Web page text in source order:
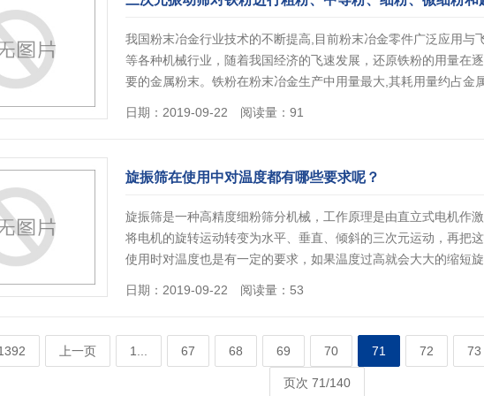
我国粉末冶金行业技术的不断提高,目前粉末冶金零件广泛应用与
等各种机械行业，随着我国经济的飞速发展，还原铁粉的用量在
要的金属粉末。铁粉在粉末冶金生产中用量最大,其耗用量约占金
日期：2019-09-22 阅读量：91
旋振筛在使用中对温度都有哪些要求呢？
旋振筛是一种高精度细粉筛分机械，工作原理是由直立式电机作
将电机的旋转运动转变为水平、垂直、倾斜的三次元运动，再把
使用时对温度也是有一定的要求，如果温度过高就会大大的缩短
日期：2019-09-22 阅读量：53
上一页 1... 67 68 69 70 71 72 73
页次 71/140